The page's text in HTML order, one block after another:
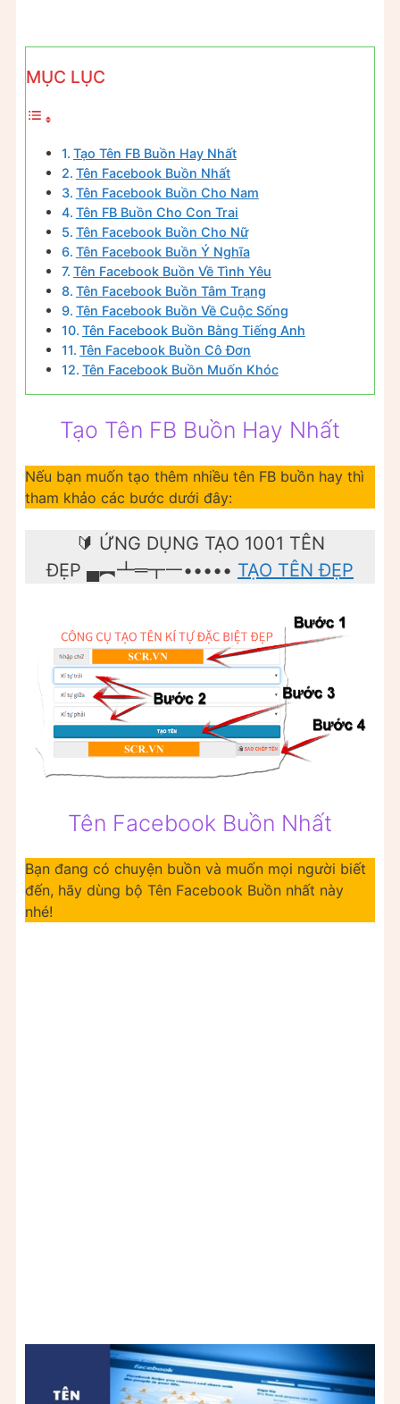
MỤC LỤC
Tạo Tên FB Buồn Hay Nhất
Tên Facebook Buồn Nhất
Tên Facebook Buồn Cho Nam
Tên FB Buồn Cho Con Trai
Tên Facebook Buồn Cho Nữ
Tên Facebook Buồn Ý Nghĩa
Tên Facebook Buồn Về Tình Yêu
Tên Facebook Buồn Tâm Trạng
Tên Facebook Buồn Về Cuộc Sống
Tên Facebook Buồn Bằng Tiếng Anh
Tên Facebook Buồn Cô Đơn
Tên Facebook Buồn Muốn Khóc
Tạo Tên FB Buồn Hay Nhất
Nếu bạn muốn tạo thêm nhiều tên FB buồn hay thì
tham khảo các bước dưới đây:
🔰 ỨNG DỤNG TẠO 1001 TÊN
ĐẸP ▄︻┻═┳一••••• TẠO TÊN ĐẸP
Tên Facebook Buồn Nhất
Bạn đang có chuyện buồn và muốn mọi người biết
đến, hãy dùng bộ Tên Facebook Buồn nhất này
nhé!